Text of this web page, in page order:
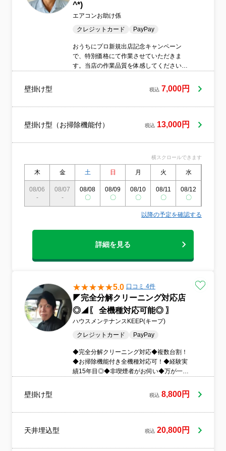
^*)
エアコンお助け係
クレジットカード
PayPay
おうちにプロ新規出店記念キャンペーン
で、特別価格にて作業させていただきま
す。当店の作業品質を体感してください！
係が作業いたします。●延べ1万台以上のエ
アコン作業実績。お伝えいただいたご要望
細かな部分まで洗浄してきれいに仕上げま
り、今まで数多くのご利用者様から高い支
使命は、皆さまの生活空間を快適に、健康
で清潔な状態に保つことです。心からのお
もてなしとプロフェッショナルな技術を提
供し、お客様に満足して頂ければ幸いで
壁掛け型 税込 7,000円
壁掛け型（お掃除機能付） 税込 13,000円
横スクロールできます
木 金 土 日 月 火 水
08/06
-
08/07
-
08/08
〇
08/09
〇
08/10
〇
08/11
〇
08/12
〇
以降の予定を確認する
詳細を見る
5.0 口コミ 4件
◤完全分解クリーニング対応店
◎◢〖 全機種対応可能◎ 〗
ハウスメンテナンスKEEP(キープ)
クレジットカード
PayPay
◆完全分解クリーニング対応◆複数台割！
◆お掃除機能付き全機種対応可！◆経験実
績15年目◎◆非喫煙者がお伺い◆万が一で
壁掛け型 税込 8,800円
天井埋込型 税込 20,800円